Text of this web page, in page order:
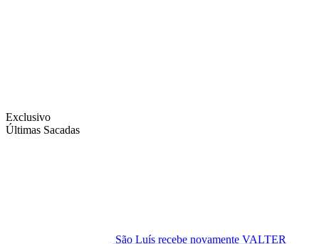
Exclusivo
Últimas Sacadas
São Luís recebe novamente VALTER